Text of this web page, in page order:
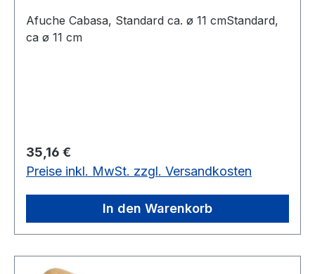
Afuche Cabasa, Standard ca. ø 11 cmStandard,
ca ø 11 cm
Regulärer Preis:
35,16 €
Preise inkl. MwSt. zzgl. Versandkosten
In den Warenkorb